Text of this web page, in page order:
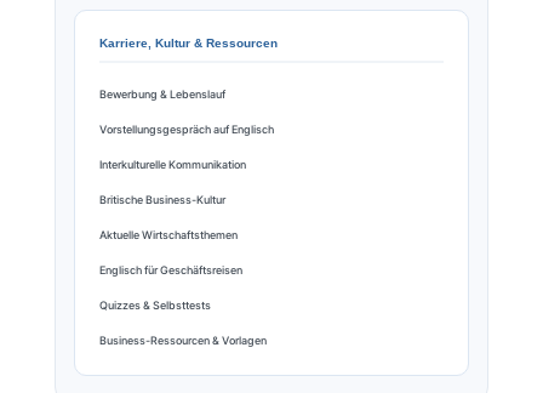
Karriere, Kultur & Ressourcen
Bewerbung & Lebenslauf
Vorstellungsgespräch auf Englisch
Interkulturelle Kommunikation
Britische Business-Kultur
Aktuelle Wirtschaftsthemen
Englisch für Geschäftsreisen
Quizzes & Selbsttests
Business-Ressourcen & Vorlagen